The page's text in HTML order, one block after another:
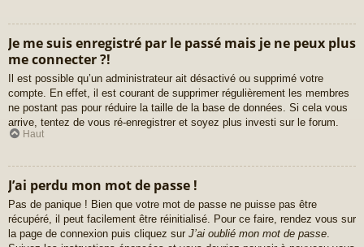
Je me suis enregistré par le passé mais je ne peux plus
me connecter ?!
Il est possible qu’un administrateur ait désactivé ou supprimé votre
compte. En effet, il est courant de supprimer régulièrement les membres
ne postant pas pour réduire la taille de la base de données. Si cela vous
arrive, tentez de vous ré-enregistrer et soyez plus investi sur le forum.
Haut
J’ai perdu mon mot de passe !
Pas de panique ! Bien que votre mot de passe ne puisse pas être
récupéré, il peut facilement être réinitialisé. Pour ce faire, rendez vous sur
la page de connexion puis cliquez sur J’ai oublié mon mot de passe